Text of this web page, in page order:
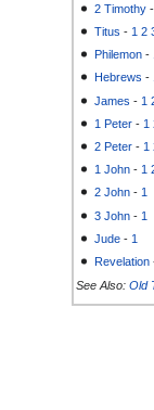
2 Timothy
Titus - 1 2
Philemon -
Hebrews -
James - 1
1 Peter - 1
2 Peter - 1
1 John - 1
2 John - 1
3 John - 1
Jude - 1
Revelation
See Also: Old